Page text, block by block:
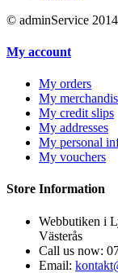
© adminService 2014
My account
My orders
My
My credit slips
My addresses
My personal
My vouchers
Store Information
Webbutiken i
Västerås
Call us now:
Email: